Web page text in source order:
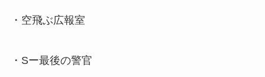
・空飛ぶ広報室
・Sー最後の警官